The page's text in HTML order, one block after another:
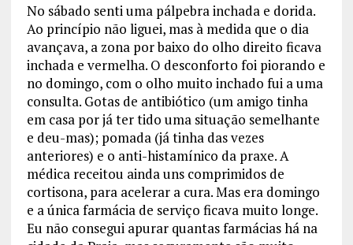
No sábado senti uma pálpebra inchada e dorida.
Ao princípio não liguei, mas à medida que o dia
avançava, a zona por baixo do olho direito ficava
inchada e vermelha. O desconforto foi piorando e
no domingo, com o olho muito inchado fui a uma
consulta. Gotas de antibiótico (um amigo tinha
em casa por já ter tido uma situação semelhante
e deu-mas); pomada (já tinha das vezes
anteriores) e o anti-histamínico da praxe. A
médica receitou ainda uns comprimidos de
cortisona, para acelerar a cura. Mas era domingo
e a única farmácia de serviço ficava muito longe.
Eu não consegui apurar quantas farmácias há na